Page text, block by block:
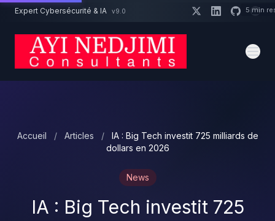
Aller au contenu principal
Expert Cybersécurité & IA v9.0
Accueil / Articles /
IA : Big Tech investit 725 milliards de
dollars en 2026
News
IA : Big Tech investit 725
Un projet cybersécurité ? 5 min